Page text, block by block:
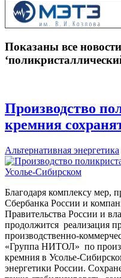
Показаны все
Производство
кремния
Альтернативная энергетика
Благодаря комплексу мер,
Сбербанка России и
Правительства России и
продолжится реализация
производственно-
«Группа НИТОЛ» по
кремния в Усолье-
энергетики России.